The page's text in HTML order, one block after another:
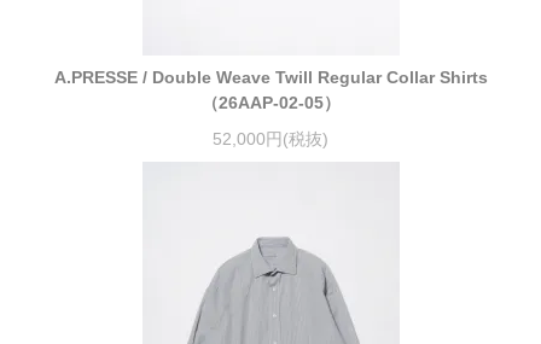
A.PRESSE / Double Weave Twill Regular Collar Shirts
（26AAP-02-05）
52,000円(税抜)